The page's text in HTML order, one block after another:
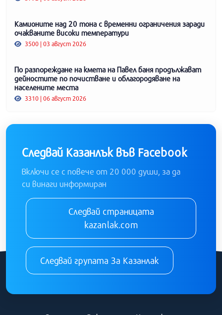
Камионите над 20 тона с временни ограничения заради
очакваните високи температури
3500 | 03 август 2026
По разпореждане на кмета на Павел баня продължават
дейностите по почистване и облагородяване на
населените места
3310 | 06 август 2026
Следвай Казанлък във Facebook
Включи се с повече от 20 000 души, за да
си винаги информиран
Следвай страницата
kazanlak.com
Следвай групата За Казанлак